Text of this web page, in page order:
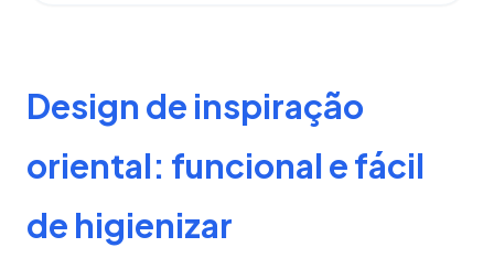
Design de inspiração
oriental: funcional e fácil
de higienizar